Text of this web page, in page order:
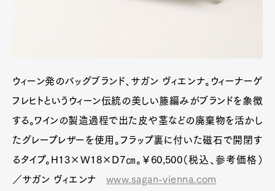
ウィーン発のバッグブランド、サガン ヴィエンナ。ウィーナーゲ
フレヒトというウィーン伝統の美しい籐編みがブランドを象徴
する。ワインの製造過程で出た皮や茎などの廃棄物を活かし
たグレープレザーを使用。フラップ裏に付いた磁石で開閉す
るタイプ。H13×W18×D7㎝。￥60,500（税込、参考価格）
／サガン ヴィエンナ www.sagan-vienna.com